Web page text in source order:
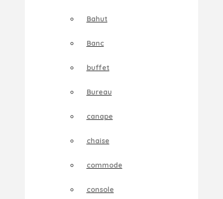
Bahut
Banc
buffet
Bureau
canape
chaise
commode
console